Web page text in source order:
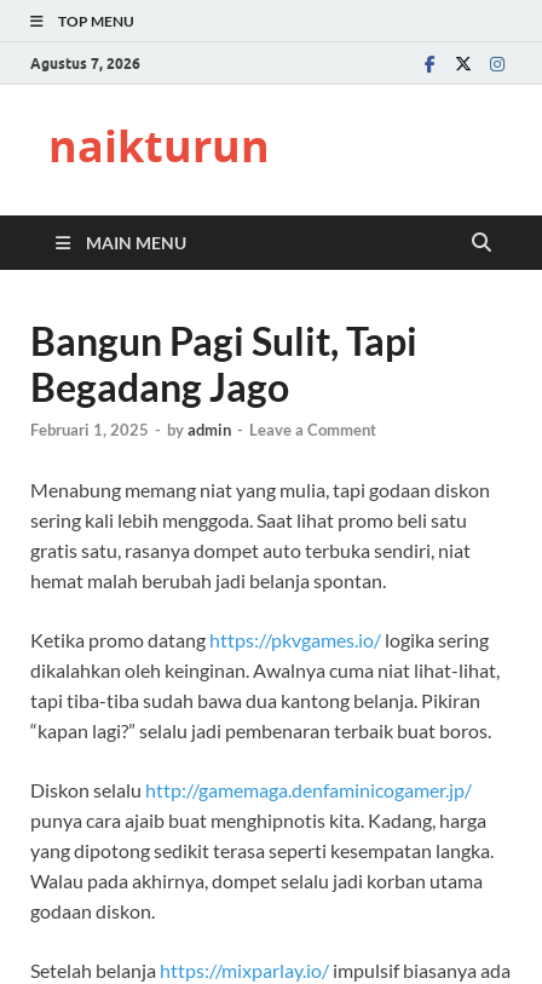
TOP MENU
Agustus 7, 2026
naikturun
MAIN MENU
Bangun Pagi Sulit, Tapi
Begadang Jago
Februari 1, 2025 - byadmin - Leave a Comment
Menabung memang niat yang mulia, tapi godaan diskon
sering kali lebih menggoda. Saat lihat promo beli satu
gratis satu, rasanya dompet auto terbuka sendiri, niat
hemat malah berubah jadi belanja spontan.
Ketika promo datang https://pkvgames.io/ logika sering
dikalahkan oleh keinginan. Awalnya cuma niat lihat-lihat,
tapi tiba-tiba sudah bawa dua kantong belanja. Pikiran
“kapan lagi?” selalu jadi pembenaran terbaik buat boros.
Diskon selalu http://gamemaga.denfaminicogamer.jp/
punya cara ajaib buat menghipnotis kita. Kadang, harga
yang dipotong sedikit terasa seperti kesempatan langka.
Walau pada akhirnya, dompet selalu jadi korban utama
godaan diskon.
Setelah belanja https://mixparlay.io/ impulsif biasanya ada